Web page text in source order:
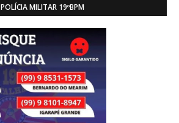
POLÍCIA MILITAR 19ºBPM